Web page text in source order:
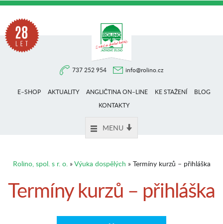
737 252 954 info@rolino.cz
E–SHOP AKTUALITY ANGLIČTINA ON–LINE KE STAŽENÍ
BLOG
KONTAKTY
MENU
Rolino, spol. s r. o.»Výuka dospělých » Termíny kurzů – přihláška
Termíny kurzů – přihláška